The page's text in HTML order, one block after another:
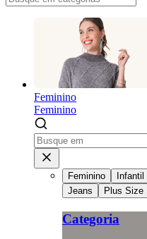
Feminino
Feminino
Feminino Infantil
Jeans
Plus Size
Categoria